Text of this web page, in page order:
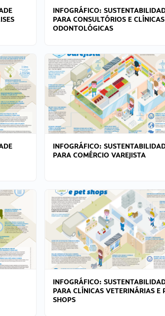
INFOGRÁFICO:
PARA CONSULTÓRIOS E CLÍNICAS
ODONTOLÓGICAS
INFOGRÁFICO:
PARA COMÉRCIO VAREJISTA
INFOGRÁFICO:
PARA CLÍNICAS VETERINÁRIAS E
SHOPS